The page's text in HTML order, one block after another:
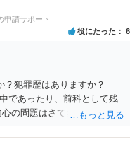
申請サポート
役にたった 6
？犯罪歴はありますか？
であったり、前科として残
の問題はさておき、ご質問